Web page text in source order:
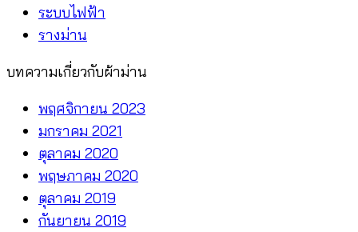
ระบบไฟฟ้า
รางม่าน
บทความเกี่ยวกับผ้าม่าน
พฤศจิกายน 2023
มกราคม 2021
ตุลาคม 2020
พฤษภาคม 2020
ตุลาคม 2019
กันยายน 2019